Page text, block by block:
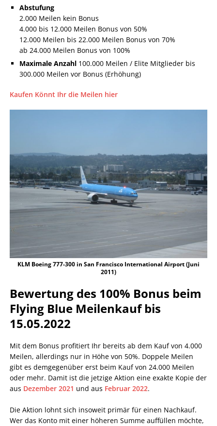
Abstufung
2.000 Meilen kein Bonus
4.000 bis 12.000 Meilen Bonus von 50%
12.000 Meilen bis 22.000 Meilen Bonus von 70%
ab 24.000 Meilen Bonus von 100%
Maximale Anzahl 100.000 Meilen / Elite Mitglieder bis
300.000 Meilen vor Bonus (Erhöhung)
Kaufen Könnt Ihr die Meilen hier
KLM Boeing 777-300 in San Francisco International Airport (Juni
2011)
Bewertung des 100% Bonus beim
Flying Blue Meilenkauf bis
15.05.2022
Mit dem Bonus profitiert Ihr bereits ab dem Kauf von 4.000
Meilen, allerdings nur in Höhe von 50%. Doppele Meilen
gibt es demgegenüber erst beim Kauf von 24.000 Meilen
oder mehr. Damit ist die jetzige Aktion eine exakte Kopie der
aus Dezember 2021 und aus Februar 2022.
Die Aktion lohnt sich insoweit primär für einen Nachkauf.
Wer das Konto mit einer höheren Summe auffüllen möchte,